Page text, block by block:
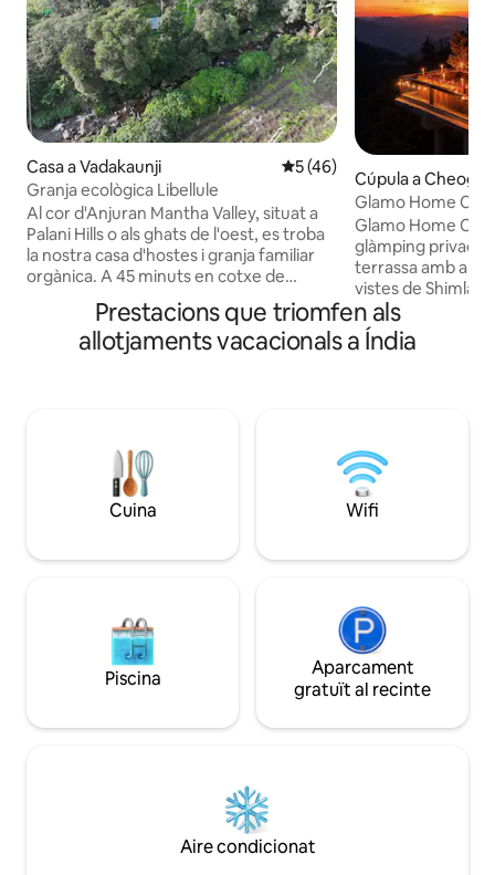
Casa a Vadakaunji 5 de puntuació mitjana
5 (46)
Granja ecològica Libellule
Al cor d'Anjuran Mantha Valley, situat a
Palani Hills o als ghats de l'oest, es troba
la nostra casa d'hostes i granja familiar
orgànica. A 45 minuts en cotxe de
Kodaikanal i a 25 minuts a peu de la
nostra propietat. Davant d'un rierol
d'aigua de font, envoltat d'una rica
biodiversitat de Sholai autòctons, arbres
natura, la vida silvestre, l'aire fresc i pur,
el cel nocturn, la pau i la tranquil·litat. És la
casa d'algú, així que et preguem que la
tractis amb respecte.
Cúpula a Cheog
Glamo Home
Allotjament privat
Glamo Home
glàmping privada
terrassa amb
vistes de Shimla.
exclusivament
t'ofereix total
Gaudeix d'una
cúpula es troba
de manera que
impressionants
teu voltant,
Prestacions que triomfen als
allotjaments vacacionals a Índia
Cuina Wifi
Piscina
Aparcament
gratuït al recinte
Aire condicionat